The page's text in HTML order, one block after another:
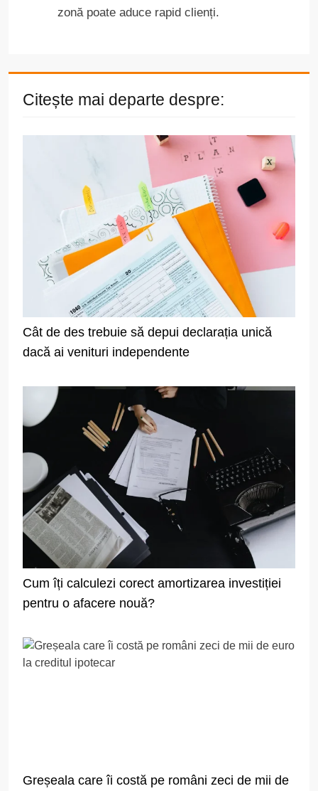
zonă poate aduce rapid clienți.
Citește mai departe despre:
Cât de des trebuie să depui declarația unică
dacă ai venituri independente
Cum îți calculezi corect amortizarea investiției
pentru o afacere nouă?
Greșeala care îi costă pe români zeci de mii de